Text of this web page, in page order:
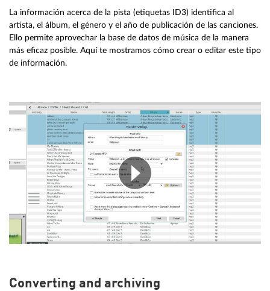
La información acerca de la pista (etiquetas ID3) identifica al
artista, el álbum, el género y el año de publicación de las canciones.
Ello permite aprovechar la base de datos de música de la manera
más eficaz posible. Aquí te mostramos cómo crear o editar este tipo
de información.
Converting and archiving